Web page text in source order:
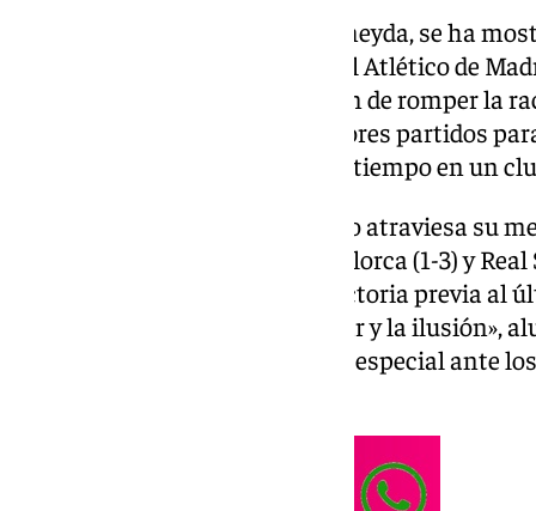
El técnico sevillista, Matías Almeyda, se ha
ilusionado con el partido ante el Atlético de
argentino mostraba la ambición de romper la
feudo colchonero: «Son los mejores partidos
entrenador que lleva tantísimo tiempo en un
El conjunto nervionense, que no atraviesa su
derrotas consecutivas ante Mallorca (1-3) y
de la nube tras esa celebrada victoria previa al
1). «Hay algo que es gratis, hablar y la ilusión»,
preguntado por esa motivación especial ante